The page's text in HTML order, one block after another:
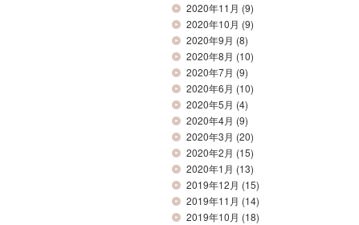
2020年11月 (9)
2020年10月 (9)
2020年9月 (8)
2020年8月 (10)
2020年7月 (9)
2020年6月 (10)
2020年5月 (4)
2020年4月 (9)
2020年3月 (20)
2020年2月 (15)
2020年1月 (13)
2019年12月 (15)
2019年11月 (14)
2019年10月 (18)